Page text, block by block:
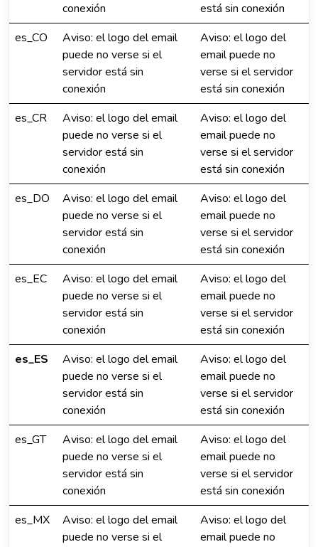
conexión
está sin conexión
es_CO
Aviso: el logo del email
puede no verse si el
servidor está sin
conexión
Aviso: el logo del
email puede no
verse si el servidor
está sin conexión
es_CR
Aviso: el logo del email
puede no verse si el
servidor está sin
conexión
Aviso: el logo del
email puede no
verse si el servidor
está sin conexión
es_DO
Aviso: el logo del email
puede no verse si el
servidor está sin
conexión
Aviso: el logo del
email puede no
verse si el servidor
está sin conexión
es_EC
Aviso: el logo del email
puede no verse si el
servidor está sin
conexión
Aviso: el logo del
email puede no
verse si el servidor
está sin conexión
es_ES
Aviso: el logo del email
puede no verse si el
servidor está sin
conexión
Aviso: el logo del
email puede no
verse si el servidor
está sin conexión
es_GT
Aviso: el logo del email
puede no verse si el
servidor está sin
conexión
Aviso: el logo del
email puede no
verse si el servidor
está sin conexión
es_MX
Aviso: el logo del email
puede no verse si el
Aviso: el logo del
email puede no